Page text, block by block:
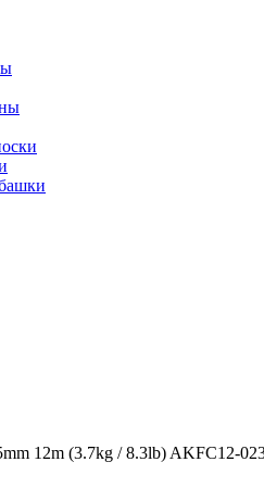
12m (3.7kg / 8.3lb) AKFC12-